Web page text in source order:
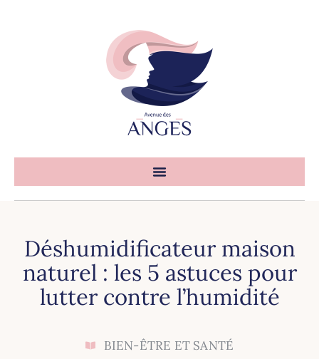
Déshumidificateur maison
naturel : les 5 astuces pour
lutter contre l’humidité
BIEN-ÊTRE ET SANTÉ